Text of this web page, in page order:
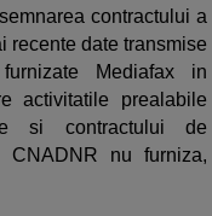
contractului a
recente date transmise
Mediafax in
activitatile prealabile
si contractului de
nu furniza,